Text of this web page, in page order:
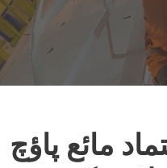
مائع پاؤچ